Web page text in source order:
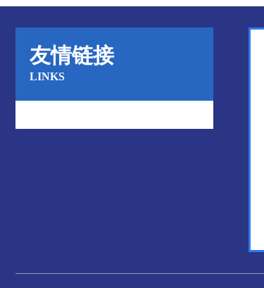
友情链接
LINKS